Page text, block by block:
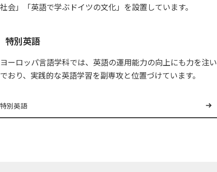
社会」「英語で学ぶドイツの文化」を設置しています。
特別英語
ヨーロッパ言語学科では、英語の運用能力の向上にも力を注い
でおり、実践的な英語学習を副専攻と位置づけています。
特別英語